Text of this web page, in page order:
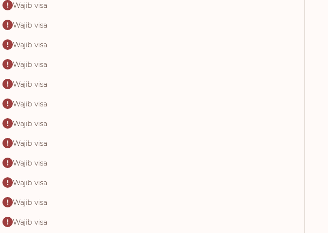
Wajib visa
Wajib visa
Wajib visa
Wajib visa
Wajib visa
Wajib visa
Wajib visa
Wajib visa
Wajib visa
Wajib visa
Wajib visa
Wajib visa